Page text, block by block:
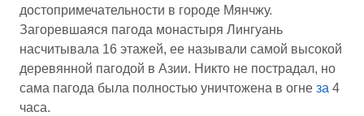
достопримечательности в городе Мянчжу.
Загоревшаяся пагода монастыря Лингуань
насчитывала 16 этажей, ее называли самой высокой
деревянной пагодой в Азии. Никто не пострадал, но
сама пагода была полностью уничтожена в огне за 4
часа.